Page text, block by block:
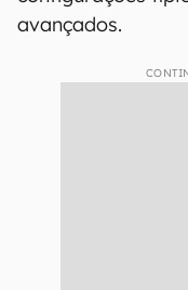
avançados.